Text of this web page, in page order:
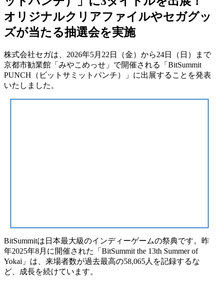
オリジナルクリアファイルやセガグッ
ズが当たる抽選会を実施
株式会社セガは、2026年5月22日（金）から24日（日）まで
京都市勧業館「みやこめっせ」で開催される「BitSummit
PUNCH（ビットサミットパンチ）」に出展することを発表
いたしました。
BitSummitは日本最大級のインディーゲームの祭典です。昨
年2025年8月に開催された「BitSummit the 13th Summer of
Yokai」は、来場者数が過去最高の58,065人を記録するな
ど、成長を続けています。